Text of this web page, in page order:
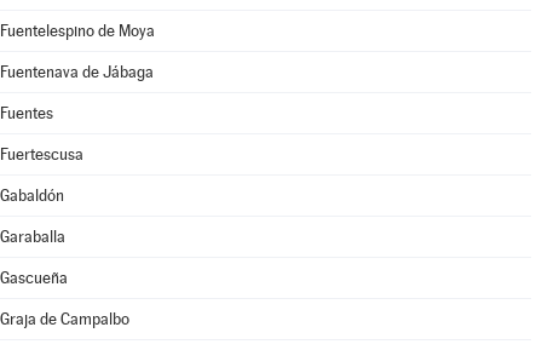
Fuentelespino de Moya
Fuentenava de Jábaga
Fuentes
Fuertescusa
Gabaldón
Garaballa
Gascueña
Graja de Campalbo